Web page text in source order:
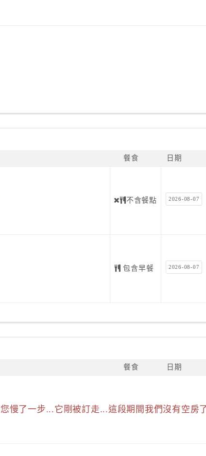
餐食 日期
不含餐點 2026-08-07
包含早餐 2026-08-07
餐食 日期
您慢了一步...它剛被訂走...這段期間我們沒有空房